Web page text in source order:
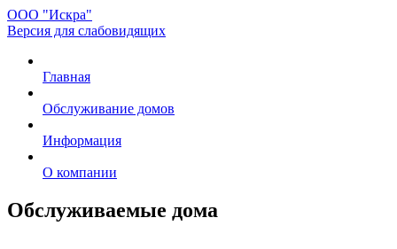
ООО "Искра"
Версия для слабовидящих
Главная
Обслуживание домов
Информация
О компании
Обслуживаемые дома